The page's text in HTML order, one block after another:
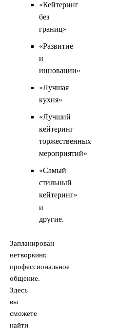
«Кейтеринг
без
границ»
«Развитие
и
инновации»
«Лучшая
кухня»
«Лучший
кейтеринг
торжественных
мероприятий»
«Самый
стильный
кейтеринг»
и
другие.
Запланирован
нетворкинг,
профессиональное
общение.
Здесь
вы
сможете
найти